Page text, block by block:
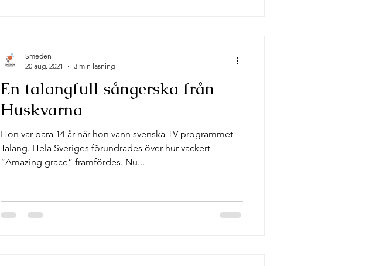
En talangfull sångerska från
Huskvarna
Hon var bara 14 år när hon vann svenska TV-programmet
Talang. Hela Sveriges förundrades över hur vackert
”Amazing grace” framfördes. Nu...
Smeden
20 aug. 2021
3 min läsning